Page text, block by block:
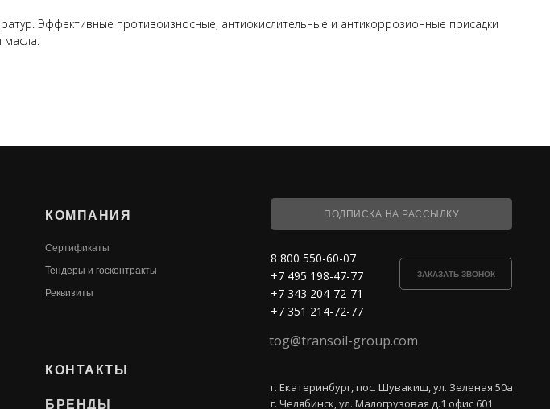
Эффективные противоизносные, антиокислительные и антикоррозионные присадки
масла.
КОМПАНИЯ ПОДПИСКА НА РАССЫЛКУ
8 800 550-60-07
+7 495 198-47-77
+7 343 204-72-71
+7 351 214-72-77
ЗАКАЗАТЬ ЗВОНОК
tog@transoil-group.com
г. Екатеринбург, пос. Шувакиш, ул. Зеленая 50а
г. Челябинск, ул. Малогрузовая д.1 офис 601
Сертификаты
Тендеры и госконтракты
Реквизиты
КОНТАКТЫ
БРЕНДЫ